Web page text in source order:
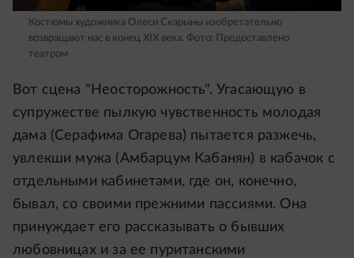
Костюмы художника Олеси Скарыны изобретательно
возвращают нас в конец XIX века. Фото: Предоставлено
театром
Вот сцена "Неосторожность". Угасающую в
супружестве пылкую чувственность молодая
дама (Серафима Огарева) пытается разжечь,
увлекши мужа (Амбарцум Кабанян) в кабачок с
отдельными кабинетами, где он, конечно,
бывал, со своими прежними пассиями. Она
принуждает его рассказывать о бывших
любовницах и за ее пуританскими